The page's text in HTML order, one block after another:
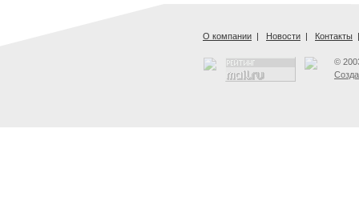
О компании | Новости | Контакты |
©